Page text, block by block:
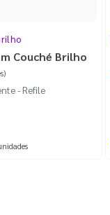
Couché Brilho
- Refile